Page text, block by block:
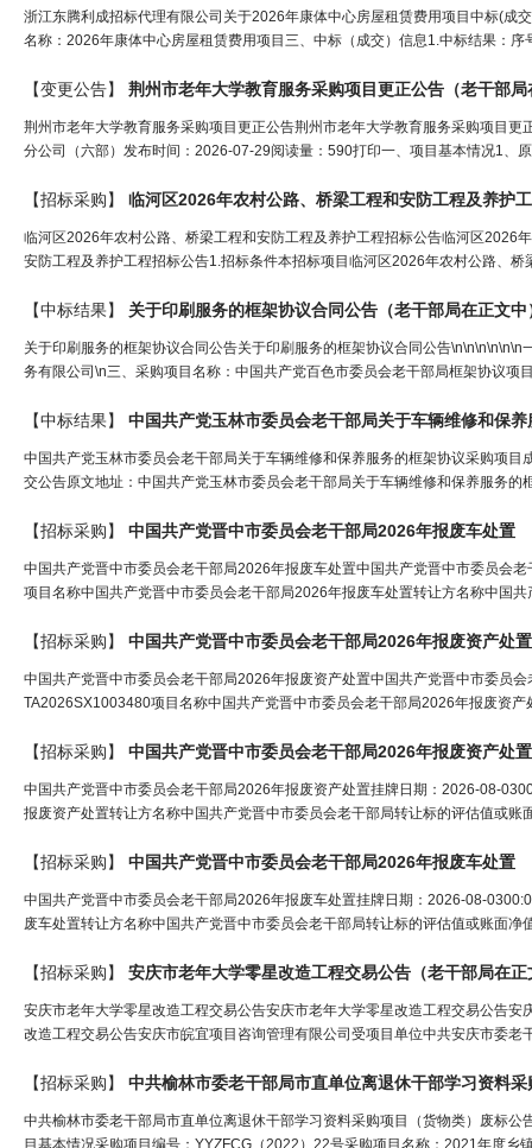
浙江东腾利成招标代理有限公司关于2026年康体中心房屋租赁费用项目中标(
名称：2026年康体中心房屋租赁费用项目三、中标（成交）信息1.中标结果：
【变更公告】 荆州市老年大学教育服务采购项目更正公告（老干部局
荆州市老年大学教育服务采购项目更正公告荆州市老年大学教育服务采购项目
分公司（六部）发布时间：2026-07-29阅读量：590打印一、项目基本情况1、
【招标采购】 临河区2026年农村公路、桥梁工程和安防工程及养护
临河区2026年农村公路、桥梁工程和安防工程及养护工程招标公告临河区2026
安防工程及养护工程招标公告1.招标条件本招标项目临河区2026年农村公路、
【中标结果】 关于印刷服务的框架协议合同公告（老干部局在正文中
关于印刷服务的框架协议合同公告关于印刷服务的框架协议合同公告
务有限公司\n三、采购项目名称：中国共产党百色市委员会老干部局框架协议
【中标结果】 中国共产党玉林市委员会老干部局关于车辆维修和保
中国共产党玉林市委员会老干部局关于车辆维修和保养服务的框架协议采购项
交公告原文地址：中国共产党玉林市委员会老干部局关于车辆维修和保养服务的
【招标采购】 中国共产党晋中市委员会老干部局2026年报废车处置
中国共产党晋中市委员会老干部局2026年报废车处置中国共产党晋中市委员会
项目名称中国共产党晋中市委员会老干部局2026年报废车处置转让方名称中国
【招标采购】 中国共产党晋中市委员会老干部局2026年报废资产处置
中国共产党晋中市委员会老干部局2026年报废资产处置中国共产党晋中市委员
TA2026SX1003480项目名称中国共产党晋中市委员会老干部局2026年报废资
【招标采购】 中国共产党晋中市委员会老干部局2026年报废资产处置
中国共产党晋中市委员会老干部局2026年报废资产处置挂牌日期：2026-08-
报废资产处置转让方名称中国共产党晋中市委员会老干部局转让标的评估值或
【招标采购】 中国共产党晋中市委员会老干部局2026年报废车处置
中国共产党晋中市委员会老干部局2026年报废车处置挂牌日期：2026-08-
废车处置转让方名称中国共产党晋中市委员会老干部局转让标的评估值或账面
【招标采购】 安庆市老年大学零星改造工程交易公告（老干部局在正
安庆市老年大学零星改造工程交易公告安庆市老年大学零星改造工程交易公告
改造工程交易公告安庆市皖宜项目咨询管理有限公司受项目单位中共安庆市委老
【招标采购】 中共榆林市委老干部局市直单位离退休干部学习资料采
中共榆林市委老干部局市直单位离退休干部学习资料采购项目（货物类）废标
目基本情况采购项目编号：YYZFCG（2022）22号采购项目名称：2021年度乡